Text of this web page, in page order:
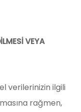
VEYA
verilerinizin ilgili
rağmen,